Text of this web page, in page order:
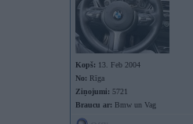
Kopš: 13. Feb 2004
No: Rīga
Ziņojumi: 5721
Braucu ar: Bmw un Vag